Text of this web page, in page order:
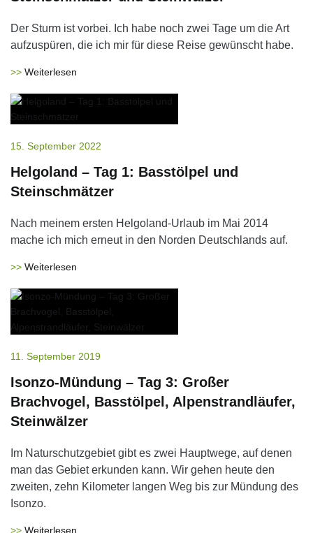
Der Sturm ist vorbei. Ich habe noch zwei Tage um die Art
aufzuspüren, die ich mir für diese Reise gewünscht habe.
Weiterlesen
15. September 2022
Helgoland – Tag 1: Basstölpel und
Steinschmätzer
Nach meinem ersten Helgoland-Urlaub im Mai 2014
mache ich mich erneut in den Norden Deutschlands auf.
Weiterlesen
11. September 2019
Isonzo-Mündung – Tag 3: Großer
Brachvogel, Basstölpel, Alpenstrandläufer,
Steinwälzer
Im Naturschutzgebiet gibt es zwei Hauptwege, auf denen
man das Gebiet erkunden kann. Wir gehen heute den
zweiten, zehn Kilometer langen Weg bis zur Mündung des
Isonzo.
Weiterlesen